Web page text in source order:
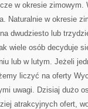
w okresie
Naturalnie w okresie
dwudziesto lub
wiele osób decyduje
lub w lutym. Jeżeli
liczyć na oferty
uwagi. Dzisiaj dużo
atrakcyjnych ofert,